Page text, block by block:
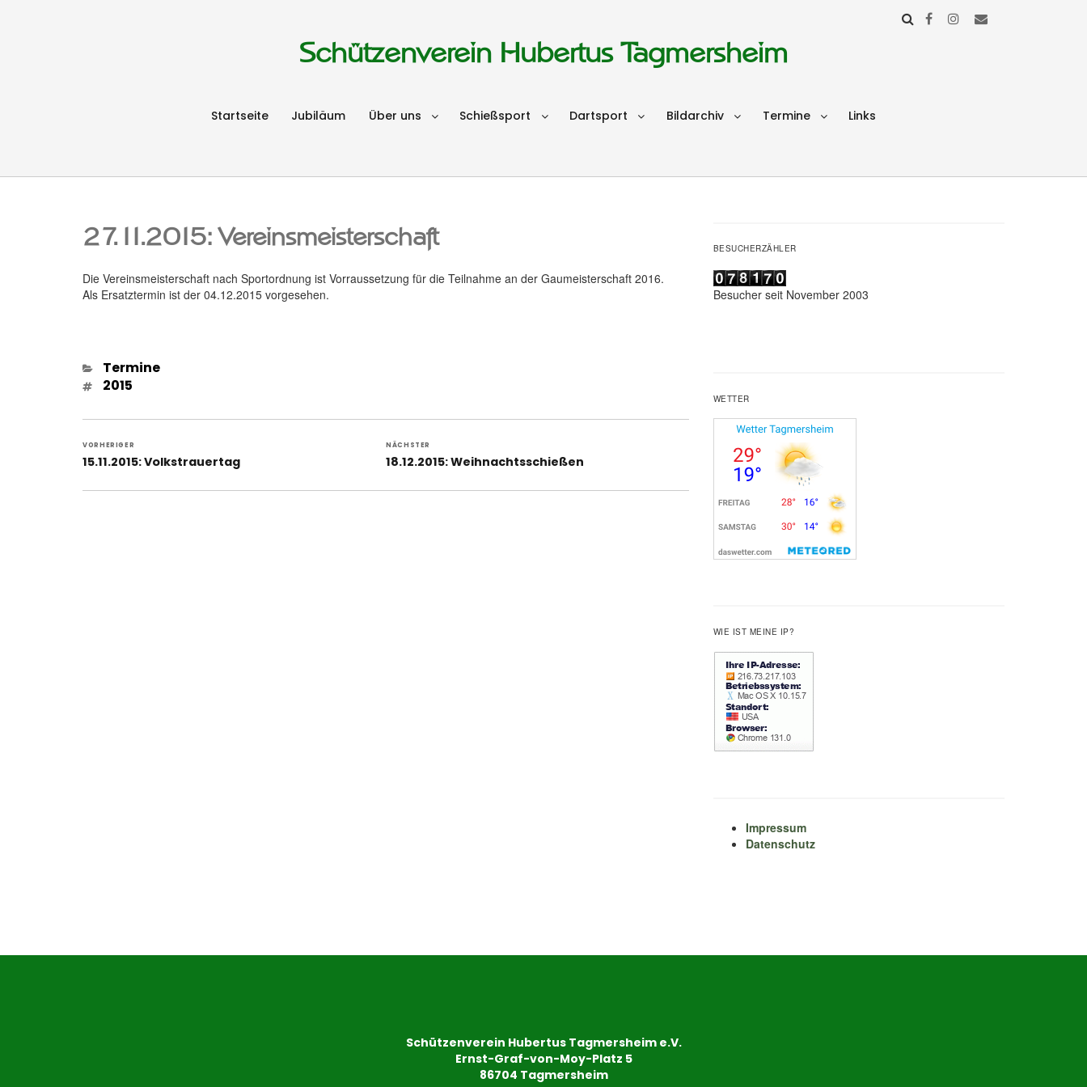
Schützenverein Hubertus Tagmersheim
Startseite Jubiläum Über uns Schießsport Dartsport Bildarchiv Termine Links
27.11.2015: Vereinsmeisterschaft
Die Vereinsmeisterschaft nach Sportordnung ist Vorraussetzung für die Teilnahme an der Gaumeisterschaft 2016.
Als Ersatztermin ist der 04.12.2015 vorgesehen.
Kategorien
Termine
Schlagwörter
2015
VORHERIGER
Vorheriger
15.11.2015: Volkstrauertag
NÄCHSTER
Nächster
18.12.2015: Weihnachtsschießen
BESUCHERZÄHLER
Besucher seit November 2003
WETTER
WIE IST MEINE IP?
Impressum
Datenschutz
Schützenverein Hubertus Tagmersheim e.V.
Ernst-Graf-von-Moy-Platz 5
86704 Tagmersheim